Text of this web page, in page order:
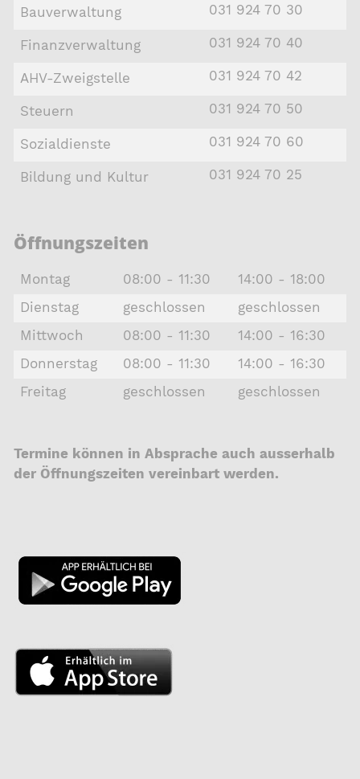
Bauverwaltung 031 924 70 30
Finanzverwaltung 031 924 70 40
AHV-Zweigstelle 031 924 70 42
Steuern 031 924 70 50
Sozialdienste 031 924 70 60
Bildung und Kultur 031 924 70 25
Öffnungszeiten
Montag 08:00 - 11:30
14:00 - 18:00
Dienstag
geschlossen
geschlossen
Mittwoch
08:00 - 11:30
14:00 - 16:30
Donnerstag
08:00 - 11:30
14:00 - 16:30
Freitag
geschlossen geschlossen
Termine können in Absprache auch ausserhalb
der Öffnungszeiten vereinbart werden.